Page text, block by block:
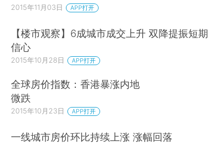
2015年11月03日 APP打开
【楼市观察】6成城市成交上升 双降提振短期
信心
2015年10月28日 APP打开
全球房价指数：香港暴涨内地
微跌
2015年10月23日 APP打开
一线城市房价环比持续上涨 涨幅回落